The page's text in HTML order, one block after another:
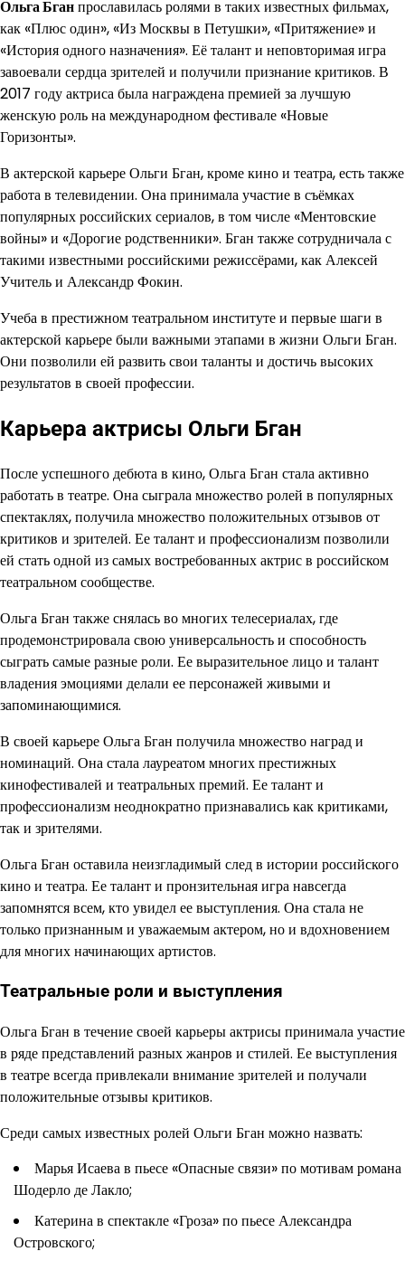
Ольга Бганпрославилась ролями в таких известных фильмах,
как «Плюс один», «Из Москвы в Петушки», «Притяжение» и
«История одного назначения». Её талант и неповторимая игра
завоевали сердца зрителей и получили признание критиков. В
2017 году актриса была награждена премией за лучшую
женскую роль на международном фестивале «Новые
Горизонты».
В актерской карьере Ольги Бган, кроме кино и театра, есть также
работа в телевидении. Она принимала участие в съёмках
популярных российских сериалов, в том числе «Ментовские
войны» и «Дорогие родственники». Бган также сотрудничала с
такими известными российскими режиссёрами, как Алексей
Учитель и Александр Фокин.
Учеба в престижном театральном институте и первые шаги в
актерской карьере были важными этапами в жизни Ольги Бган.
Они позволили ей развить свои таланты и достичь высоких
результатов в своей профессии.
Карьера актрисы Ольги Бган
После успешного дебюта в кино, Ольга Бган стала активно
работать в театре. Она сыграла множество ролей в популярных
спектаклях, получила множество положительных отзывов от
критиков и зрителей. Ее талант и профессионализм позволили
ей стать одной из самых востребованных актрис в российском
театральном сообществе.
Ольга Бган также снялась во многих телесериалах, где
продемонстрировала свою универсальность и способность
сыграть самые разные роли. Ее выразительное лицо и талант
владения эмоциями делали ее персонажей живыми и
запоминающимися.
В своей карьере Ольга Бган получила множество наград и
номинаций. Она стала лауреатом многих престижных
кинофестивалей и театральных премий. Ее талант и
профессионализм неоднократно признавались как критиками,
так и зрителями.
Ольга Бган оставила неизгладимый след в истории российского
кино и театра. Ее талант и пронзительная игра навсегда
запомнятся всем, кто увидел ее выступления. Она стала не
только признанным и уважаемым актером, но и вдохновением
для многих начинающих артистов.
Театральные роли и выступления
Ольга Бган в течение своей карьеры актрисы принимала участие
в ряде представлений разных жанров и стилей. Ее выступления
в театре всегда привлекали внимание зрителей и получали
положительные отзывы критиков.
Среди самых известных ролей Ольги Бган можно назвать:
Марья Исаева в пьесе «Опасные связи» по мотивам романа
Шодерло де Лакло;
Катерина в спектакле «Гроза» по пьесе Александра
Островского;